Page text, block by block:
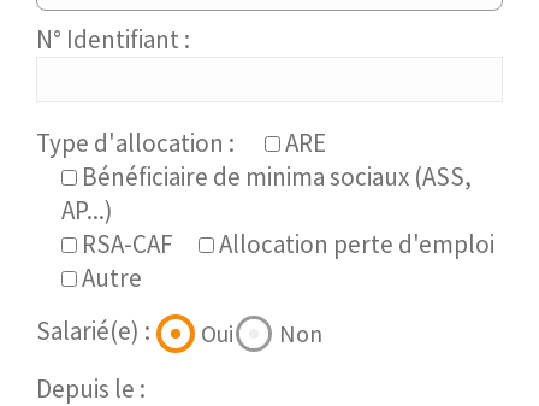
N° Identifiant :
Type d'allocation :
ARE
Bénéficiaire de minima sociaux (ASS,
AP...)
RSA-CAF
Allocation perte d'emploi
Autre
Salarié(e) :
Oui Non
Depuis le :